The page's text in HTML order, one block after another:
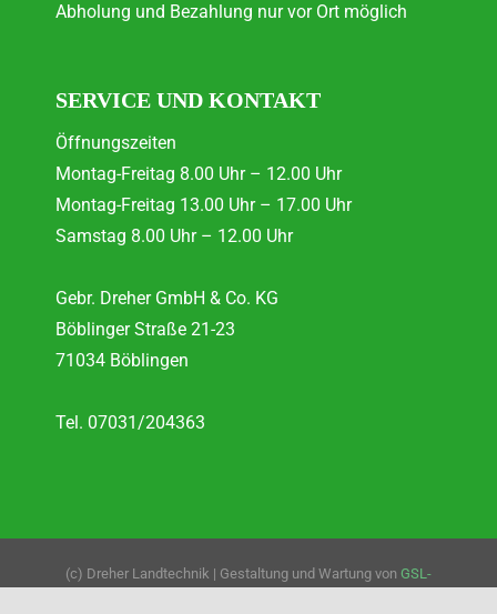
Abholung und Bezahlung nur vor Ort möglich
SERVICE UND KONTAKT
Öffnungszeiten
Montag-Freitag 8.00 Uhr – 12.00 Uhr
Montag-Freitag 13.00 Uhr – 17.00 Uhr
Samstag 8.00 Uhr – 12.00 Uhr
Gebr. Dreher GmbH & Co. KG
Böblinger Straße 21-23
71034 Böblingen
Tel. 07031/204363
(c) Dreher Landtechnik | Gestaltung und Wartung von GSL-